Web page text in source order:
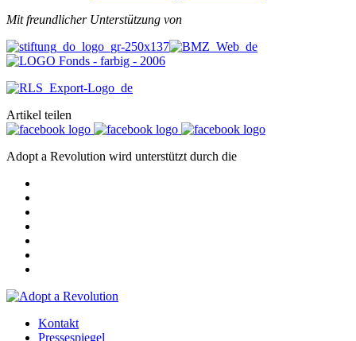
Mit freundlicher Unterstützung von
Artikel teilen
Adopt a Revolution wird unterstützt durch die
Kontakt
Pressespiegel